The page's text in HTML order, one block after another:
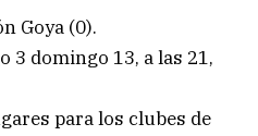
Goya (0).
3 domingo 13, a las 21,
para los clubes de